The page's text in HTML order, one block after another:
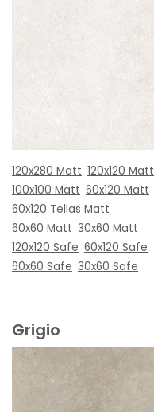
120x280 Matt 120x120 Matt
100x100 Matt 60x120 Matt
60x120 Tellas Matt
60x60 Matt 30x60 Matt
120x120 Safe 60x120 Safe
60x60 Safe 30x60 Safe
Grigio